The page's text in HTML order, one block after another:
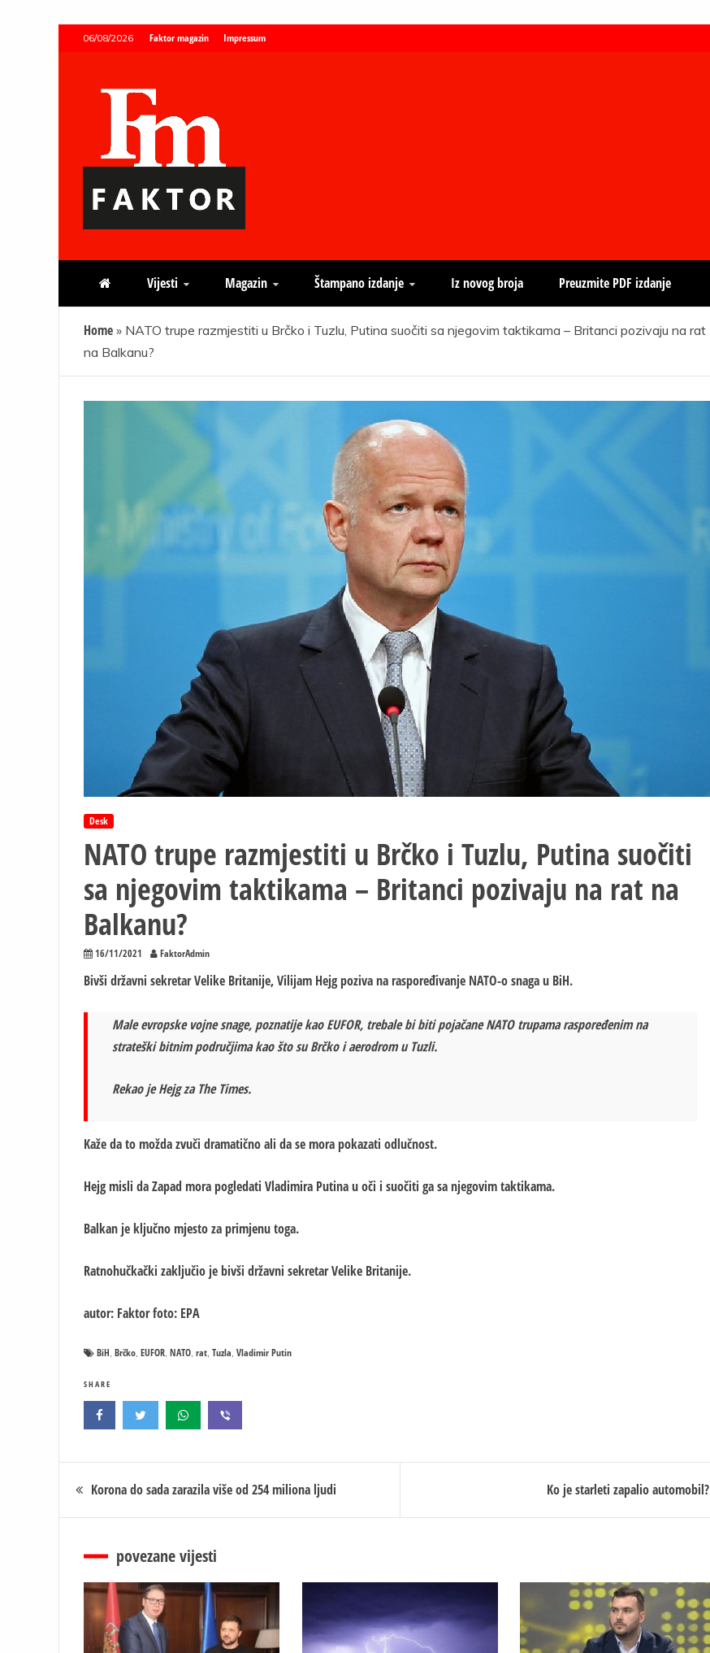
06/08/2026 Faktor magazin Impressum
Faktor magazin
Vijesti Magazin Štampano izdanje Iz novog broja Preuzmite PDF izdanje
Home » NATO trupe razmjestiti u Brčko i Tuzlu, Putina suočiti sa njegovim taktikama – Britanci pozivaju na rat
na Balkanu?
Desk
NATO trupe razmjestiti u Brčko i Tuzlu, Putina suočiti
sa njegovim taktikama – Britanci pozivaju na rat na
Balkanu?
16/11/2021 FaktorAdmin
Bivši državni sekretar Velike Britanije, Vilijam Hejg poziva na raspoređivanje NATO-o snaga u BiH.
Male evropske vojne snage, poznatije kao EUFOR, trebale bi biti pojačane NATO trupama raspoređenim na
strateški bitnim područjima kao što su Brčko i aerodrom u Tuzli.
Rekao je Hejg za The Times.
Kaže da to možda zvuči dramatično ali da se mora pokazati odlučnost.
Hejg misli da Zapad mora pogledati Vladimira Putina u oči i suočiti ga sa njegovim taktikama.
Balkan je ključno mjesto za primjenu toga.
Ratnohučkački zaključio je bivši državni sekretar Velike Britanije.
autor: Faktor foto: EPA
BiH Brčko EUFOR NATO rat Tuzla Vladimir Putin
SHARE
Кретање
чланка
Korona do sada zarazila više od 254 miliona ljudi Ko je starleti zapalio automobil?
povezane vijesti